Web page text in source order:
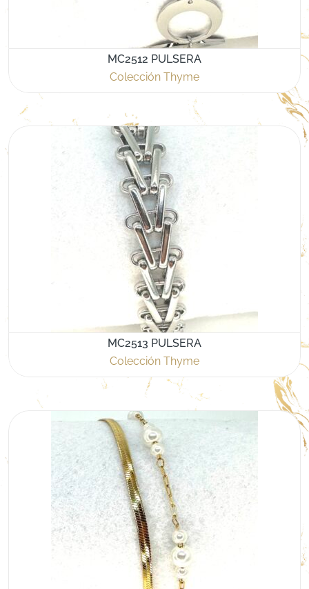
MC2512 PULSERA
Colección Thyme
MC2513 PULSERA
Colección Thyme